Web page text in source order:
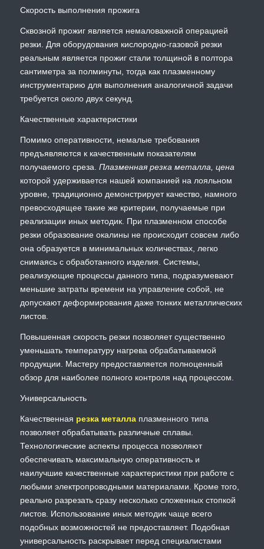
Скорость выполнения прожига
Сквозной прожиг является немаловажной операцией
резки. Для оборудования кислородно-газовой резки
реальным является прожиг стали толщиной в полтора
сантиметра за полминуты, тогда как плазменному
инструментарию для выполнения аналогичной задачи
требуется около двух секунд.
Качественные характеристики
Помимо оперативности, немалые требования
предъявляются к качественным показателям
получаемого среза. Плазменная резка металла, цена
которой удерживается нашей компанией на лояльном
уровне, традиционно демонстрирует качество, намного
превосходящее такие же критерии, получаемые при
реализации иных методик. При плазменном способе
резки образование окалины не происходит совсем либо
она образуется в минимальных количествах, легко
снимаясь с обработанного изделия. Системы,
реализующие процессы данного типа, подразумевают
меньшие затраты времени на управление собой, не
допускают деформирования даже тонких металлических
листов.
Повышенная скорость резки позволяет существенно
уменьшать температуру нагрева обрабатываемой
продукции. Мастеру предоставляется полноценный
обзор для наиболее полного контроля над процессом.
Универсальность
Качественная резка металлаплазменного типа
позволяет обрабатывать различные сплавы.
Технологические аспекты процесса позволяют
обеспечивать максимальную оперативность и
наилучшие качественные характеристики при работе с
любыми электропроводными материалами. Кроме того,
реально разрезать сразу несколько сложенных стопкой
листов. Использование иных методик чаще всего
подобных возможностей не предоставляет. Подобная
универсальность раскрывает перед специалистами